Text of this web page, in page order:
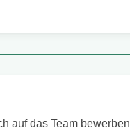
auf das Team bewerben